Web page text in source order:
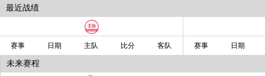
最近战绩
赛事 日期 主队 比分 客队 赛事 日期
未来赛程